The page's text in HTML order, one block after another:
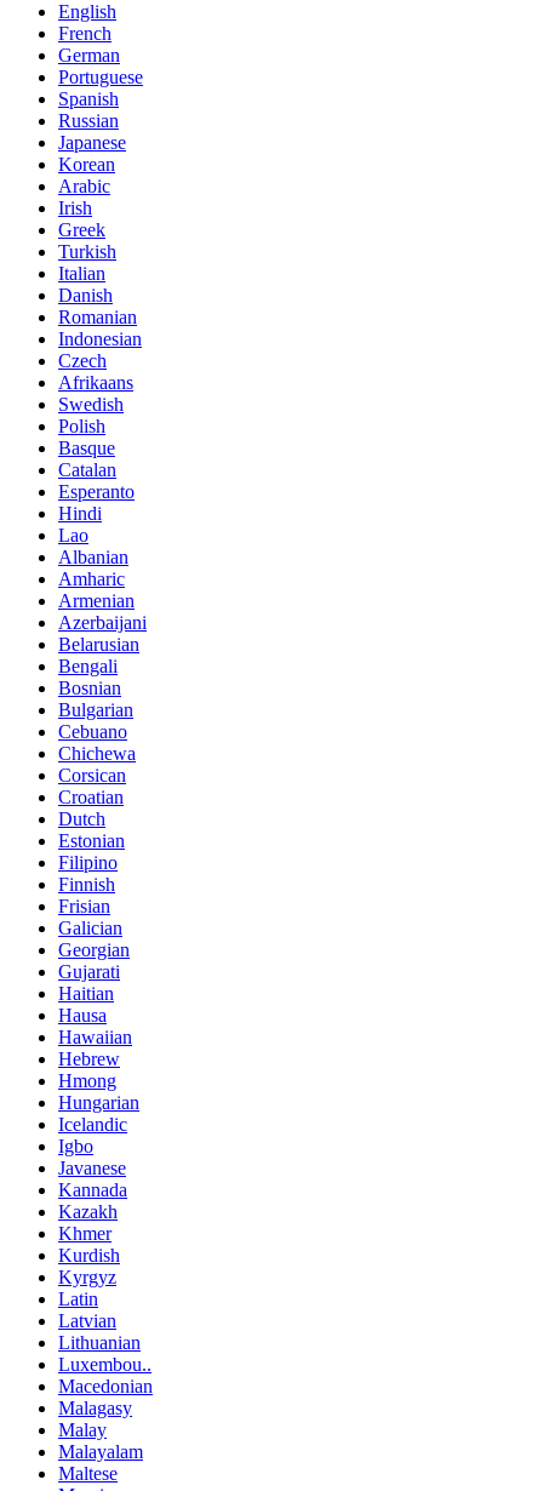
English
French
German
Portuguese
Spanish
Russian
Japanese
Korean
Arabic
Irish
Greek
Turkish
Italian
Danish
Romanian
Indonesian
Czech
Afrikaans
Swedish
Polish
Basque
Catalan
Esperanto
Hindi
Lao
Albanian
Amharic
Armenian
Azerbaijani
Belarusian
Bengali
Bosnian
Bulgarian
Cebuano
Chichewa
Corsican
Croatian
Dutch
Estonian
Filipino
Finnish
Frisian
Galician
Georgian
Gujarati
Haitian
Hausa
Hawaiian
Hebrew
Hmong
Hungarian
Icelandic
Igbo
Javanese
Kannada
Kazakh
Khmer
Kurdish
Kyrgyz
Latin
Latvian
Lithuanian
Luxembou..
Macedonian
Malagasy
Malay
Malayalam
Maltese